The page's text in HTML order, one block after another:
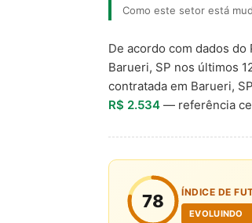
Como este setor está
De acordo com dados do
Barueri, SP nos últimos
contratada em Barueri,
R$ 2.534 — referência
78 ÍNDICE DE
EVOLUINDO